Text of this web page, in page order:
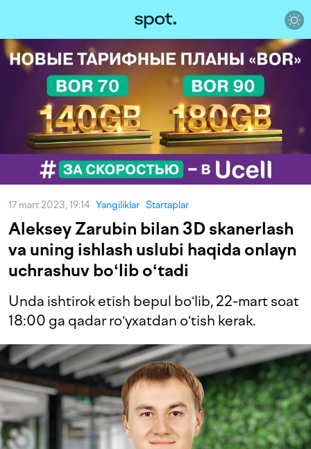
17 mart 2023, 19:14 Yangiliklar Startaplar
Aleksey Zarubin bilan 3D skanerlash
va uning ishlash uslubi haqida onlayn
uchrashuv boʻlib oʻtadi
Unda ishtirok etish bepul boʻlib, 22-mart soat
18:00 ga qadar roʻyxatdan oʻtish kerak.